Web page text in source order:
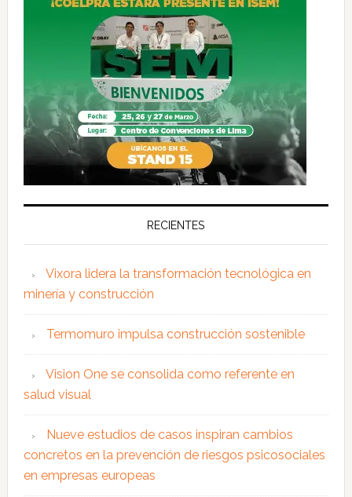
RECIENTES
Vixora lidera la transformación tecnológica en
minería y construcción
Termomuro impulsa construcción sostenible
Vision One se consolida como referente en
salud visual
Nueve estudios de casos inspiran cambios
concretos en la prevención de riesgos psicosociales
en empresas europeas